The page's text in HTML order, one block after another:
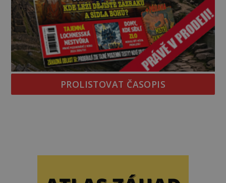
PROLISTOVAT ČASOPIS